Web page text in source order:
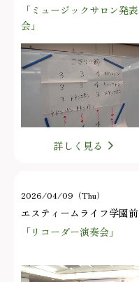
「ミュージックサロン発表
会」
詳しく見る
2026/04/09（Thu）
エスティームライフ学園前
「リコーダー演奏会」